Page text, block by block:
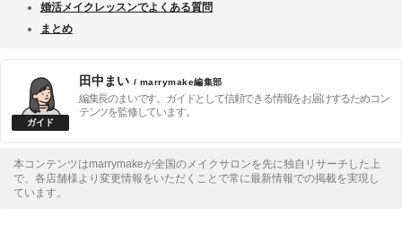
婚活メイクレッスンでよくある質問
まとめ
田中まい / marrymake編集部
編集長のまいです。ガイドとして信頼できる情報をお届けするためコン
テンツを監修しています。
本コンテンツはmarrymakeが全国のメイクサロンを先に独自リサーチした上
で、各店舗様より変更情報をいただくことで常に最新情報での掲載を実現し
ています。